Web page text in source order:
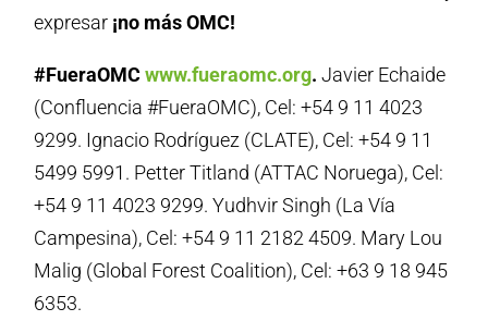
expresar ¡no más OMC!
#FueraOMCwww.fueraomc.org. Javier Echaide
(Confluencia #FueraOMC), Cel: +54 9 11 4023
9299. Ignacio Rodríguez (CLATE), Cel: +54 9 11
5499 5991. Petter Titland (ATTAC Noruega), Cel:
+54 9 11 4023 9299. Yudhvir Singh (La Vía
Campesina), Cel: +54 9 11 2182 4509. Mary Lou
Malig (Global Forest Coalition), Cel: +63 9 18 945
6353.